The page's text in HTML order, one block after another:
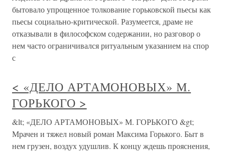
бытовало упрощенное толкование горьковской пьесы как
пьесы социально-критической. Разумеется, драме не
отказывали в философском содержании, но разговор о
нем часто ограничивался ритуальным указанием на спор
с
< «ДЕЛО АРТАМОНОВЫХ» М.
ГОРЬКОГО >
&lt; «ДЕЛО АРТАМОНОВЫХ» М. ГОРЬКОГО &gt;
Мрачен и тяжел новый роман Максима Горького. Быт в
нем грузен, воздух удушлив. К концу ждешь прояснения,